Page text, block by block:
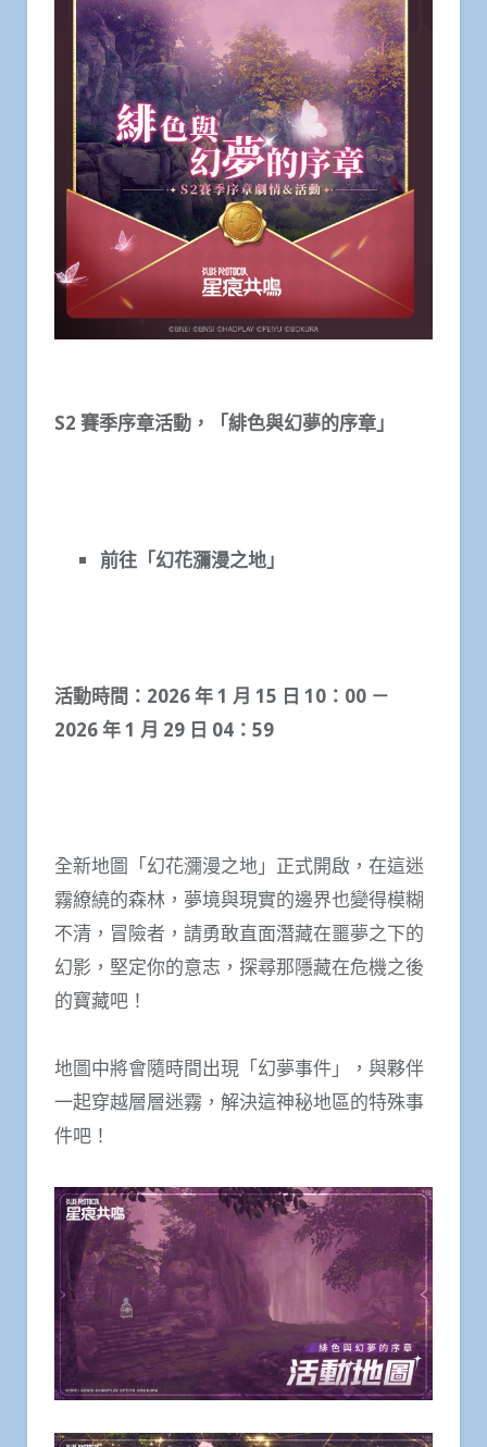
S2 賽季序章活動，「緋色與幻夢的序章」
前往「幻花瀰漫之地」
活動時間： 2026年1 月 15 日 10 ： 00 －
2026年1 月 29 日 04 ： 59
全新地圖「幻花瀰漫之地」正式開啟，在這迷
霧繚繞的森林，夢境與現實的邊界也變得模糊
不清，冒險者，請勇敢直面潛藏在噩夢之下的
幻影，堅定你的意志，探尋那隱藏在危機之後
的寶藏吧！
地圖中將會隨時間出現「幻夢事件」，與夥伴
一起穿越層層迷霧，解決這神秘地區的特殊事
件吧！